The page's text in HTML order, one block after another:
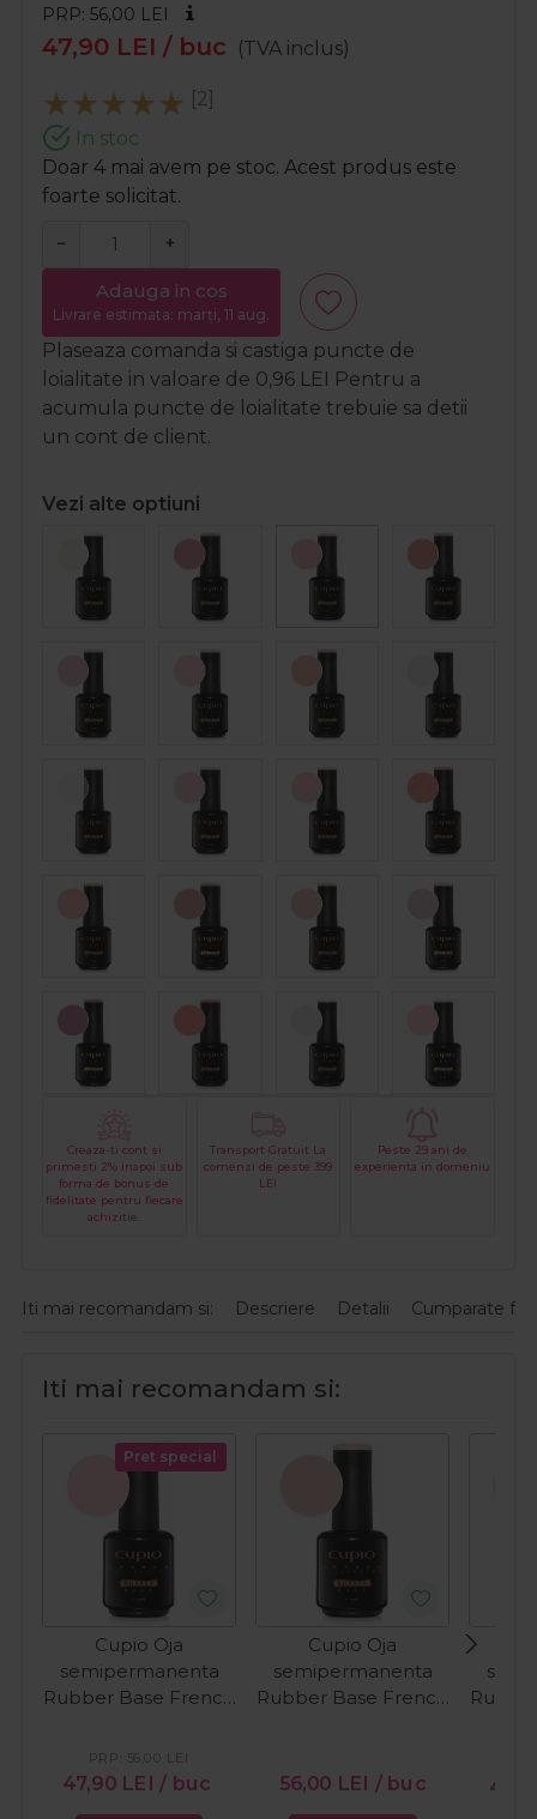
PRP: 56,00 LEI
47,90 LEI / buc (TVA inclus)
[2]
In stoc
Doar 4 mai avem pe stoc. Acest produs este
foarte solicitat.
− +
Adauga in cos
Livrare estimata: marți, 11 aug.
Plaseaza comanda si castiga puncte de
loialitate in valoare de 0,96 LEI Pentru a
acumula puncte de loialitate trebuie sa detii
un cont de client.
Vezi alte optiuni
Creaza-ti cont si
primesti 2% inapoi sub
forma de bonus de
fidelitate pentru fiecare
achizitie.
Transport Gratuit La
comenzi de peste 399
LEI
Peste 29 ani de
experienta in domeniu
Iti mai recomandam si: Descriere Detalii Cumparate
Iti mai recomandam si:
Pret special
Cupio Oja
semipermanenta
Rubber Base French
15ml
47,90 LEI / buc
PRP: 56,00 LEI
Cupio Oja
semipermanenta
Rubber Base French
56,00 LEI / buc